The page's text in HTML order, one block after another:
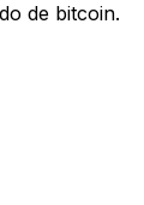
de bitcoin.